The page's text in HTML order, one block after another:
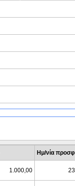
Ημ/νία
1.000,00